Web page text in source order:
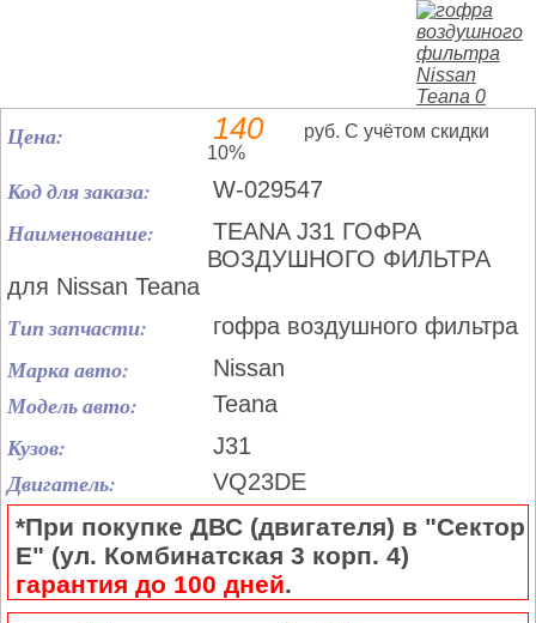
Цена: 140
руб. С учётом скидки
10%
Код для заказа: W-029547
Наименование:
TEANA J31 ГОФРА
ВОЗДУШНОГО ФИЛЬТРА
для Nissan Teana
Тип запчасти: гофра воздушного фильтра
Марка авто: Nissan
Модель авто: Teana
Кузов: J31
Двигатель: VQ23DE
*При покупке ДВС (двигателя) в "Сектор
Е" (ул. Комбинатская 3 корп. 4)
гарантия до 100 дней.